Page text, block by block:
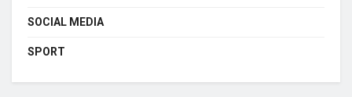
SOCIAL MEDIA
SPORT